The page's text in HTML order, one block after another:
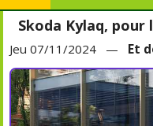
Skoda Kylaq, pour
Jeu 07/11/2024 — Et